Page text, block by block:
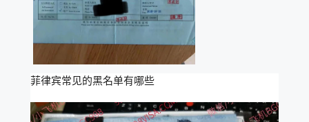
菲律宾常见的黑名单有哪些